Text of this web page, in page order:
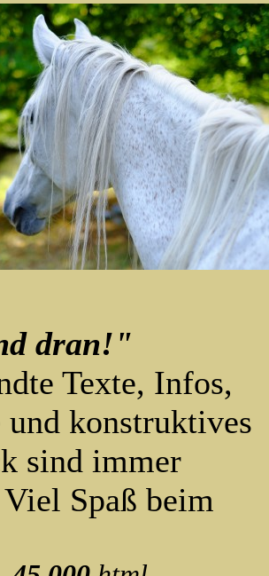
dran!"
Texte, Infos,
und konstruktives
sind immer
Spaß beim